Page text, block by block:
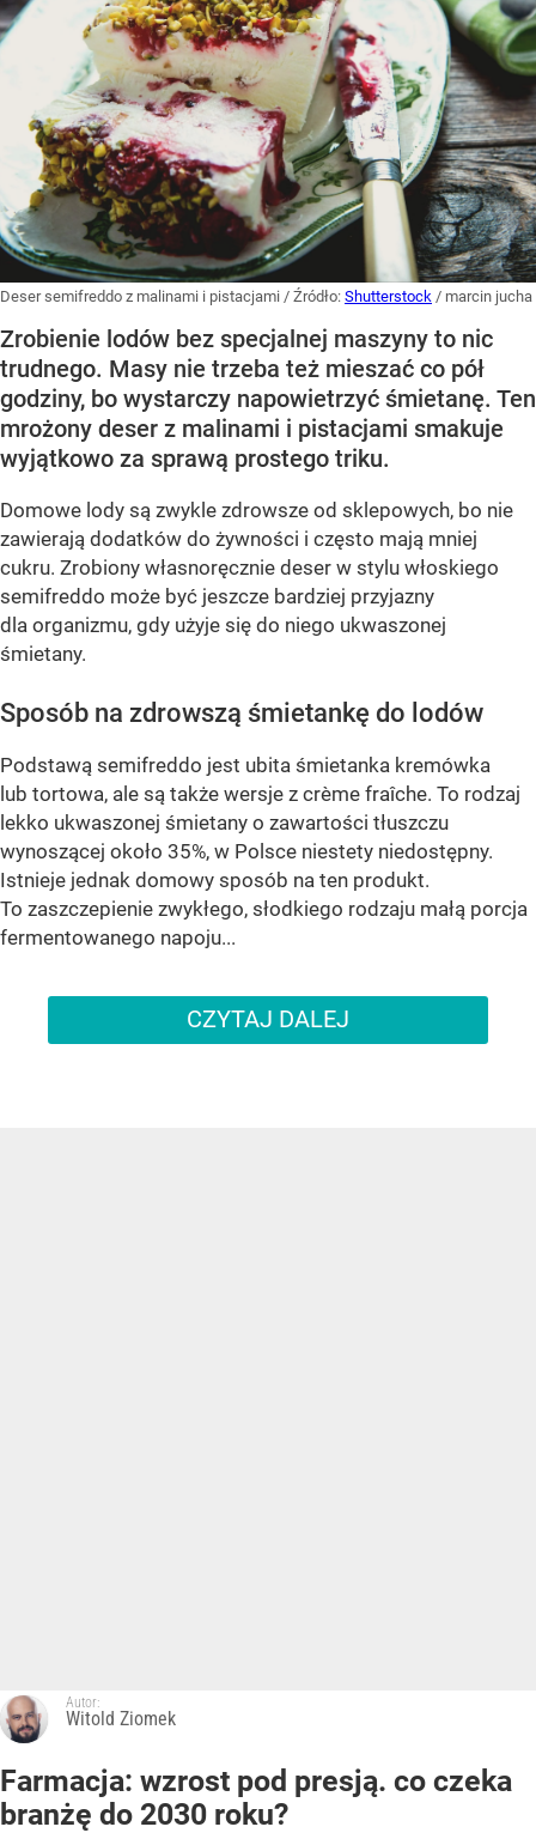
Deser semifreddo z malinami i pistacjami / Źródło: Shutterstock / marcin jucha
Zrobienie lodów bez specjalnej maszyny to nic
trudnego. Masy nie trzeba też mieszać co pół
godziny, bo wystarczy napowietrzyć śmietanę. Ten
mrożony deser z malinami i pistacjami smakuje
wyjątkowo za sprawą prostego triku.
Domowe lody są zwykle zdrowsze od sklepowych, bo nie
zawierają dodatków do żywności i często mają mniej
cukru. Zrobiony własnoręcznie deser w stylu włoskiego
semifreddo może być jeszcze bardziej przyjazny
dla organizmu, gdy użyje się do niego ukwaszonej
śmietany.
Sposób na zdrowszą śmietankę do lodów
Podstawą semifreddo jest ubita śmietanka kremówka
lub tortowa, ale są także wersje z crème fraîche. To rodzaj
lekko ukwaszonej śmietany o zawartości tłuszczu
wynoszącej około 35%, w Polsce niestety niedostępny.
Istnieje jednak domowy sposób na ten produkt.
To zaszczepienie zwykłego, słodkiego rodzaju małą porcja
fermentowanego napoju...
CZYTAJ DALEJ
Autor:
Witold Ziomek
Farmacja: wzrost pod presją. co czeka
branżę do 2030 roku?